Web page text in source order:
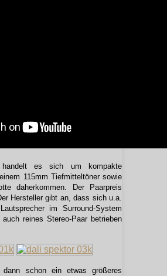
es sich um kompakte
115mm Tiefmitteltöner sowie
daherkommen. Der Paarpreis
Hersteller gibt an, dass sich u.a.
im Surround-System
reines Stereo-Paar betrieben
schon ein etwas größeres